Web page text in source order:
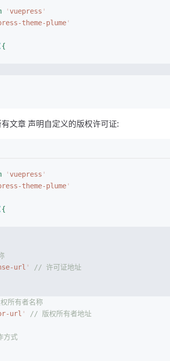
'vuepress '
theme-plume'
{
文章 声明自定义的版权许可证:
'vuepress '
theme-plume'
{
url '
// 许可证地址
所有者名称
url '
// 版权所有者地址
式